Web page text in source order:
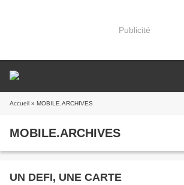
Publicité
Accueil » MOBILE.ARCHIVES
MOBILE.ARCHIVES
UN DEFI, UNE CARTE